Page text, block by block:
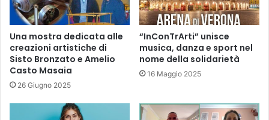
Una mostra dedicata alle
creazioni artistiche di
Sisto Bronzato e Amelio
Casto Masaia
26 Giugno 2025
“InConTrArti” unisce
musica, danza e sport nel
nome della solidarietà
16 Maggio 2025